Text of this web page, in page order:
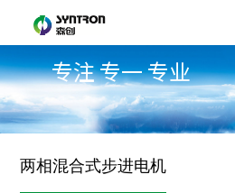
专注 专一 专业
两相混合式步进电机